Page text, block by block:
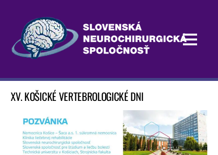
XV. KOŠICKÉ VERTEBROLOGICKÉ DNI